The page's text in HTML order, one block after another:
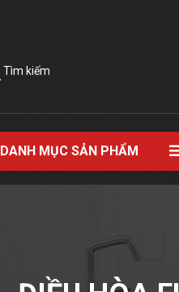
Tìm kiếm
DANH MỤC SẢN PHẨM